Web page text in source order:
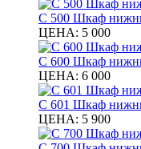
С 500 Шкаф
ЦЕНА: 5 000
С 600 Шкаф
ЦЕНА: 6 000
С 601 Шкаф
ЦЕНА: 5 900